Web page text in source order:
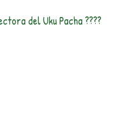
del Uku Pacha ????